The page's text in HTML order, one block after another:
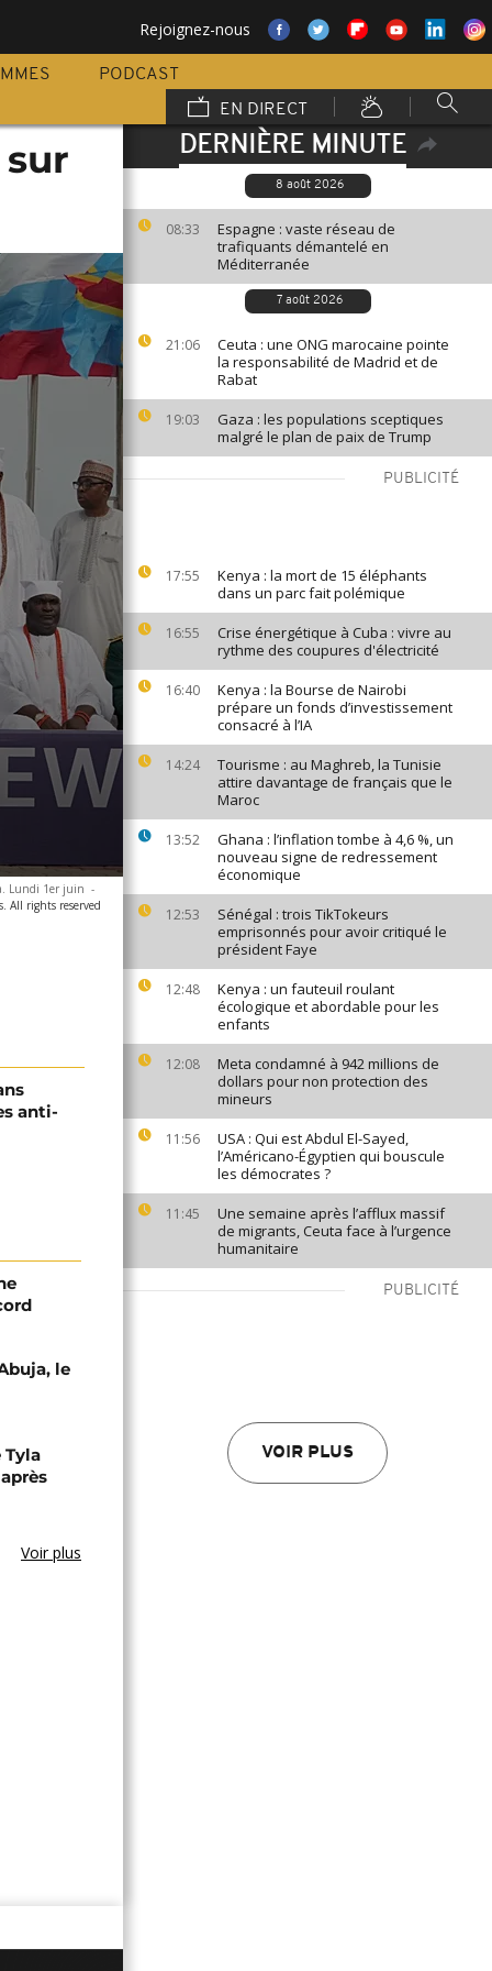
Rejoignez-nous
PODCAST
EN DIRECT
DERNIÈRE MINUTE
8 août 2026
08:33
Espagne : vaste réseau de
trafiquants démantelé en
Méditerranée
7 août 2026
21:06
Ceuta : une ONG marocaine pointe
la responsabilité de Madrid et de
Rabat
19:03
Gaza : les populations sceptiques
malgré le plan de paix de Trump
PUBLICITÉ
17:55
Kenya : la mort de 15 éléphants
dans un parc fait polémique
16:55
Crise énergétique à Cuba : vivre au
rythme des coupures d'électricité
16:40
Kenya : la Bourse de Nairobi
prépare un fonds d’investissement
consacré à l’IA
14:24
Tourisme : au Maghreb, la Tunisie
attire davantage de français que le
Maroc
13:52
Ghana : l’inflation tombe à 4,6 %, un
nouveau signe de redressement
économique
12:53
Sénégal : trois TikTokeurs
emprisonnés pour avoir critiqué le
président Faye
12:48
Kenya : un fauteuil roulant
écologique et abordable pour les
enfants
12:08
Meta condamné à 942 millions de
dollars pour non protection des
mineurs
11:56
USA : Qui est Abdul El-Sayed,
l’Américano-Égyptien qui bouscule
les démocrates ?
11:45
Une semaine après l’afflux massif
de migrants, Ceuta face à l’urgence
humanitaire
PUBLICITÉ
VOIR PLUS
Lundi 1er juin -
All rights reserved
anti-
le
Tyla
Voir plus